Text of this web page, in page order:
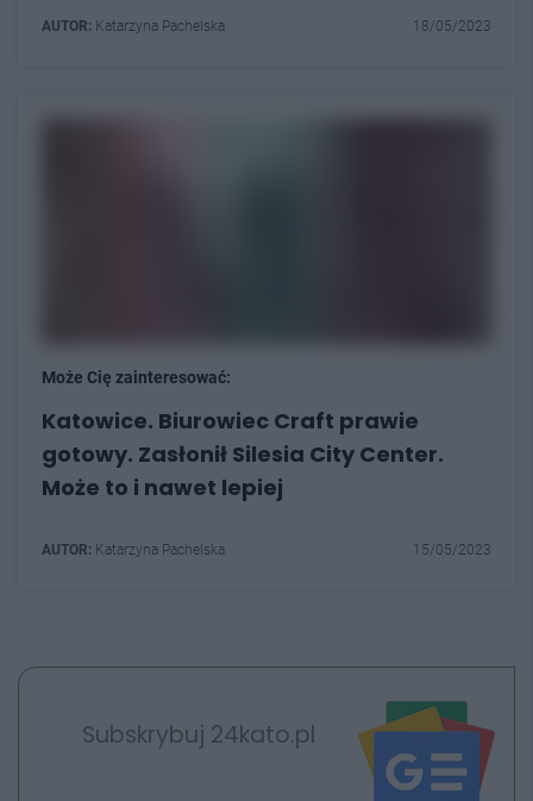
AUTOR: Katarzyna Pachelska 18/05/2023
Może Cię zainteresować:
Katowice. Biurowiec Craft prawie
gotowy. Zasłonił Silesia City Center.
Może to i nawet lepiej
AUTOR: Katarzyna Pachelska 15/05/2023
Subskrybuj 24kato.pl